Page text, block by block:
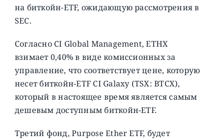
на биткойн-ETF, ожидающую рассмотрения в
SEC.
Согласно CI Global Management, ETHX
взимает 0,40% в виде комиссионных за
управление, что соответствует цене, которую
несет биткойн-ETF CI Galaxy (TSX: BTCX),
который в настоящее время является самым
дешевым доступным биткойн-ETF.
Третий фонд, Purpose Ether ETF, будет